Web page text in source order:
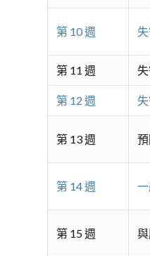
第 10 週
第 11 週
第 12 週
第 13 週
第 14 週
第 15 週